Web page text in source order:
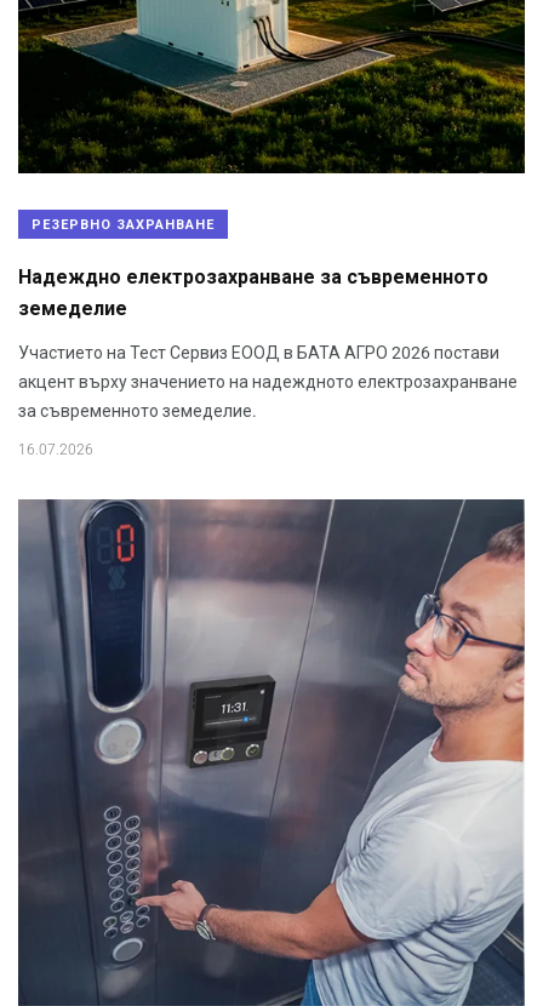
РЕЗЕРВНО ЗАХРАНВАНЕ
Надеждно електрозахранване за съвременното
земеделие
Участието на Тест Сервиз ЕООД в БАТА АГРО 2026 постави
акцент върху значението на надеждното електрозахранване
за съвременното земеделие.
16.07.2026